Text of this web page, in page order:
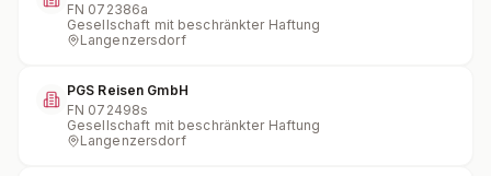
FN 072386a
Gesellschaft mit beschränkter Haftung
Langenzersdorf
PGS Reisen GmbH
FN 072498s
Gesellschaft mit beschränkter Haftung
Langenzersdorf